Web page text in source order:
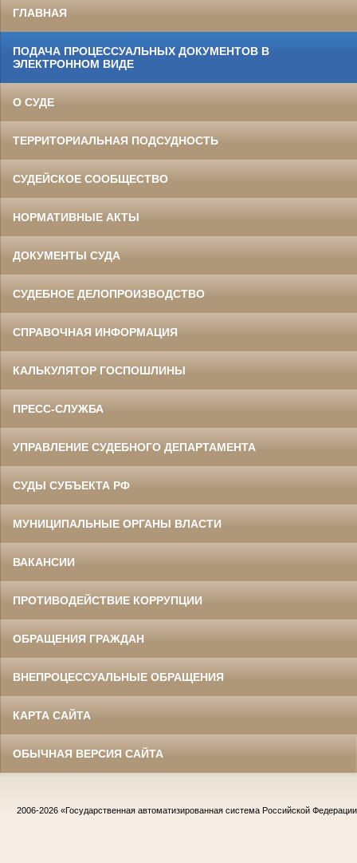
ГЛАВНАЯ
ПОДАЧА ПРОЦЕССУАЛЬНЫХ ДОКУМЕНТОВ В
ЭЛЕКТРОННОМ ВИДЕ
О СУДЕ
ТЕРРИТОРИАЛЬНАЯ ПОДСУДНОСТЬ
СУДЕЙСКОЕ СООБЩЕСТВО
НОРМАТИВНЫЕ АКТЫ
ДОКУМЕНТЫ СУДА
СУДЕБНОЕ ДЕЛОПРОИЗВОДСТВО
СПРАВОЧНАЯ ИНФОРМАЦИЯ
КАЛЬКУЛЯТОР ГОСПОШЛИНЫ
ПРЕСС-СЛУЖБА
УПРАВЛЕНИЕ СУДЕБНОГО ДЕПАРТАМЕНТА
СУДЫ СУБЪЕКТА РФ
МУНИЦИПАЛЬНЫЕ ОРГАНЫ ВЛАСТИ
ВАКАНСИИ
ПРОТИВОДЕЙСТВИЕ КОРРУПЦИИ
ОБРАЩЕНИЯ ГРАЖДАН
ВНЕПРОЦЕССУАЛЬНЫЕ ОБРАЩЕНИЯ
КАРТА САЙТА
ОБЫЧНАЯ ВЕРСИЯ САЙТА
2006-2026 «Государственная автоматизированная система Российской